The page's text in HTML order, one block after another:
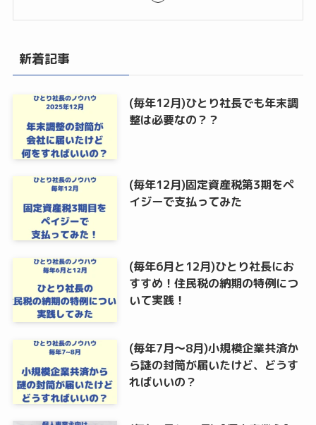
新着記事
(毎年12月)ひとり社長でも年末調
整は必要なの？？
(毎年12月)固定資産税第3期をペ
イジーで支払ってみた
(毎年6月と12月)ひとり社長にお
すすめ！住民税の納期の特例につ
いて実践！
(毎年7月～8月)小規模企業共済か
ら謎の封筒が届いたけど、どうす
ればいいの？